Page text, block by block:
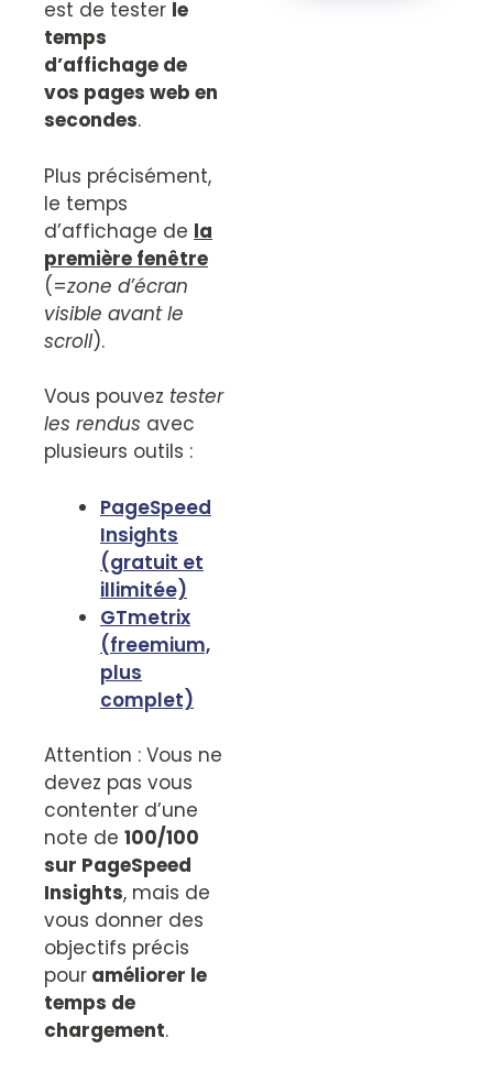
est de tester le
temps
d’affichage de
vos pages web en
secondes.
Plus précisément,
le temps
d’affichage de la
première fenêtre
(=zone d’écran
visible avant le
scroll).
Vous pouvez tester
les rendus avec
plusieurs outils :
PageSpeed
Insights
(gratuit et
illimitée)
GTmetrix
(freemium,
plus
complet)
Attention : Vous ne
devez pas vous
contenter d’une
note de 100/100
sur PageSpeed
Insights, mais de
vous donner des
objectifs précis
pour améliorer le
temps de
chargement.